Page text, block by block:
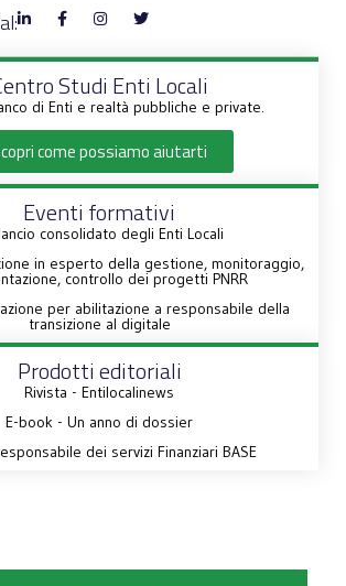
Studi Enti Locali
di Enti e realtà pubbliche e private.
come possiamo aiutarti
Eventi formativi
consolidato degli Enti Locali
in esperto della gestione, monitoraggio,
controllo dei progetti PNRR
per abilitazione a responsabile della
transizione al digitale
Prodotti editoriali
Rivista - Entilocalinews
E-book - Un anno di dossier
dei servizi Finanziari BASE